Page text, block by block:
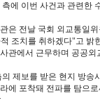
에 이번 사건과 관련한
은 전날 국회 외교통일
조치를 취하겠다"고 밝
관에서 근무하며 공공
제보를 받은 현지 방
에 포착돼 전파를 탐으